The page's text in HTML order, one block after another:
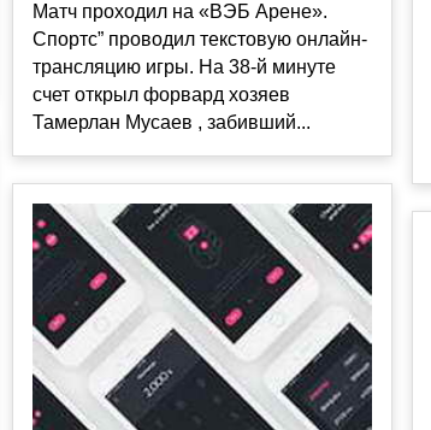
Матч проходил на «ВЭБ Арене».
Спортс” проводил текстовую онлайн-
трансляцию игры. На 38-й минуте
счет открыл форвард хозяев
Тамерлан Мусаев , забивший...